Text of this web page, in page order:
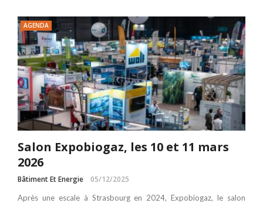
AGENDA
Salon Expobiogaz, les 10 et 11 mars
2026
Bâtiment Et Energie 05/12/2025
Après une escale à Strasbourg en 2024, Expobiogaz, le salon